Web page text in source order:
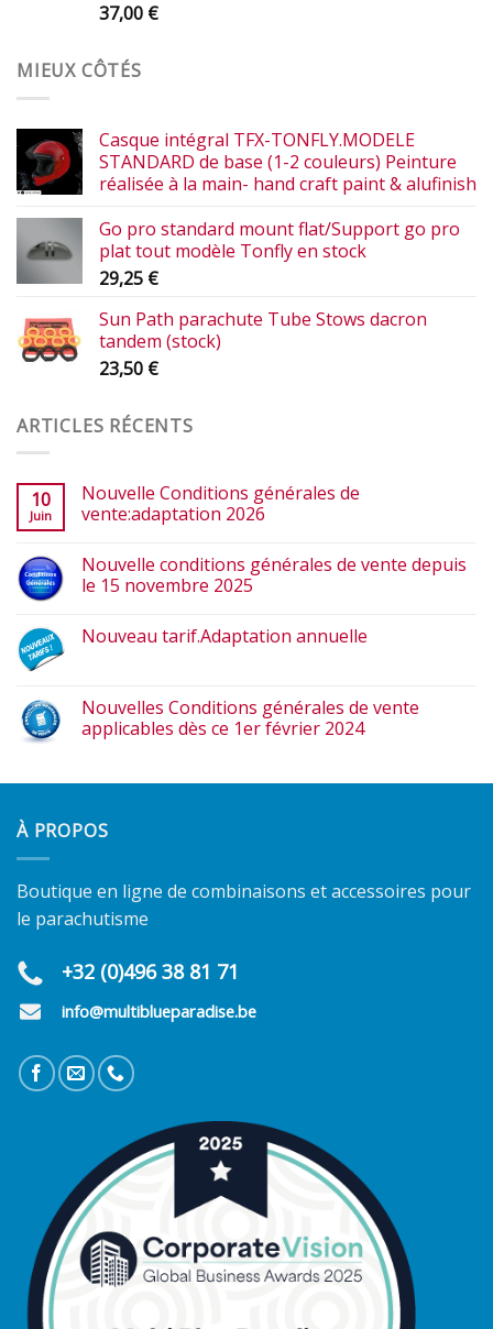
37,00 €
MIEUX CÔTÉS
Casque intégral TFX-TONFLY.MODELE
STANDARD de base (1-2 couleurs) Peinture
réalisée à la main- hand craft paint & alufinish
Go pro standard mount flat/Support go pro
plat tout modèle Tonfly en stock
29,25 €
Sun Path parachute Tube Stows dacron
tandem (stock)
23,50 €
ARTICLES RÉCENTS
10
Juin
Nouvelle Conditions générales de
vente:adaptation 2026
Nouvelle conditions générales de vente depuis
le 15 novembre 2025
Nouveau tarif.Adaptation annuelle
Nouvelles Conditions générales de vente
applicables dès ce 1er février 2024
À PROPOS
Boutique en ligne de combinaisons et accessoires pour
le parachutisme
+32 (0)496 38 81 71
info@multiblueparadise.be